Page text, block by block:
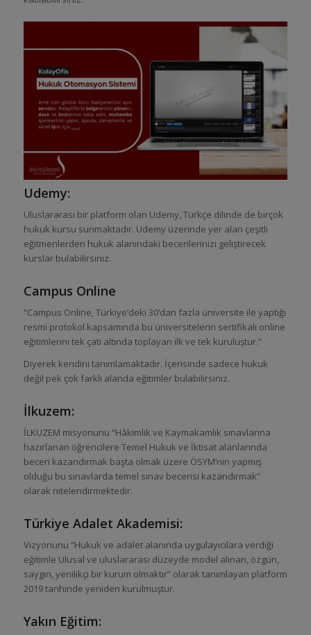
Udemy:
Uluslararası bir platform olan Udemy, Türkçe dilinde de birçok
hukuk kursu sunmaktadır. Udemy üzerinde yer alan çeşitli
eğitmenlerden hukuk alanındaki becerilerinizi geliştirecek
kurslar bulabilirsiniz.
Campus Online
“Campus Online, Türkiye’deki 30’dan fazla üniversite ile yaptığı
resmi protokol kapsamında bu üniversitelerin sertifikalı online
eğitimlerini tek çatı altında toplayan ilk ve tek kuruluştur.”
Diyerek kendini tanımlamaktadır. İçerisinde sadece hukuk
değil pek çok farklı alanda eğitimler bulabilirsiniz.
İlkuzem:
İLKUZEM misyonunu “Hâkimlik ve Kaymakamlık sınavlarına
hazırlanan öğrencilere Temel Hukuk ve İktisat alanlarında
beceri kazandırmak başta olmak üzere ÖSYM’nin yapmış
olduğu bu sınavlarda temel sınav becerisi kazandırmak”
olarak nitelendirmektedir.
Türkiye Adalet Akademisi:
Vizyonunu “Hukuk ve adalet alanında uygulayıcılara verdiği
eğitimle Ulusal ve uluslararası düzeyde model alınan, özgün,
saygın, yenilikçi bir kurum olmaktır” olarak tanımlayan platform
2019 tarihinde yeniden kurulmuştur.
Yakın Eğitim: